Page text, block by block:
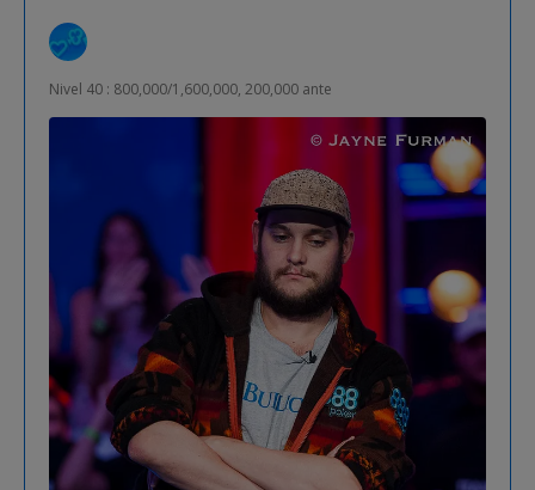
Nivel 40 : 800,000/1,600,000, 200,000 ante